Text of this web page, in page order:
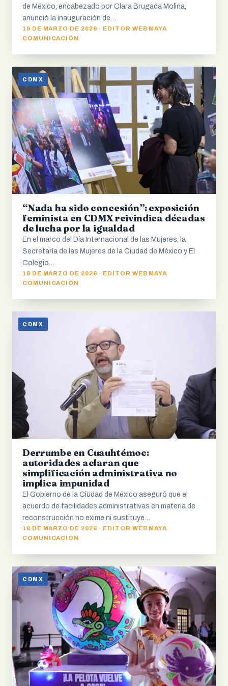
de México, encabezado por Clara Brugada Molina,
anunció la inauguración de…
19 DE MARZO DE 2026 · EDITOR WEB MAYA
COMUNICACIÓN
CDMX
“Nada ha sido concesión”: exposición
feminista en CDMX reivindica décadas
de lucha por la igualdad
En el marco del Día Internacional de las Mujeres, la
Secretaría de las Mujeres de la Ciudad de México y El
Colegio…
18 DE MARZO DE 2026 · EDITOR WEB MAYA
COMUNICACIÓN
CDMX
Derrumbe en Cuauhtémoc:
autoridades aclaran que
simplificación administrativa no
implica impunidad
El Gobierno de la Ciudad de México aseguró que el
acuerdo de facilidades administrativas en materia de
reconstrucción no exime ni sustituye…
18 DE MARZO DE 2026 · EDITOR WEB MAYA
COMUNICACIÓN
CDMX